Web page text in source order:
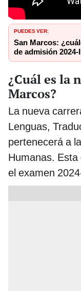
PUEDES VER:
San Marcos:
de admisión 2024-
¿Cuál es la
Marcos?
La nueva
Lenguas,
pertenecerá a
Humanas.
el examen